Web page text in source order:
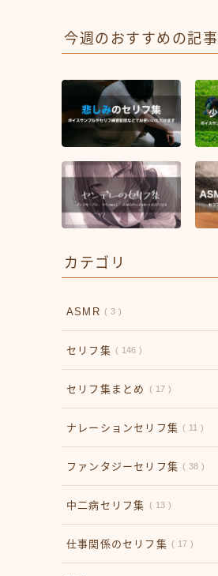
今週のおすすめの記事
カテゴリ
ASMR 3
セリフ集 146
セリフ集まとめ 17
ナレーションセリフ集 11
ファンタジーセリフ集 38
中二病セリフ集 13
仕事関係のセリフ集 17